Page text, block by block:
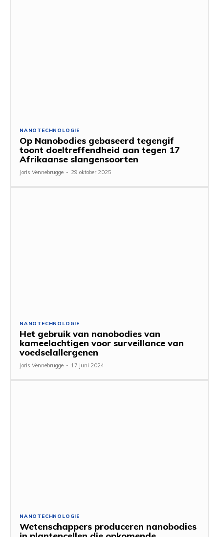
NANOTECHNOLOGIE
Op Nanobodies gebaseerd tegengif
toont doeltreffendheid aan tegen 17
Afrikaanse slangensoorten
Joris Vennebrugge - 29 oktober 2025
NANOTECHNOLOGIE
Het gebruik van nanobodies van
kameelachtigen voor surveillance van
voedselallergenen
Joris Vennebrugge - 17 juni 2024
NANOTECHNOLOGIE
Wetenschappers produceren nanobodies